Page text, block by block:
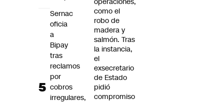
como el
robo de
madera y
salmón. Tras
la instancia,
el
exsecretario
de Estado
pidió
compromiso
Sernac
oficia
a
Bipay
tras
reclamos
por
cobros
irregulares,